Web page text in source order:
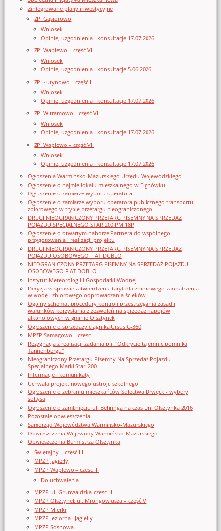
Zintegrowane plany inwestycyjne
ZPI Gąsiorowo
Wniosek
Opinie, uzgodnienia i konsultacje 17.07.2026
ZPI Waplewo – część VI
Wniosek
Opinie, uzgodnienia i konsultacje 5.06.2026
ZPI Łutynowo – część II
Wniosek
Opinie, uzgodnienia i konsultacje 17.07.2026
ZPI Witramowo – część VI
Wniosek
Opinie, uzgodnienia i konsultacje 17.07.2026
ZPI Waplewo – część VII
Wniosek
Opinie, uzgodnienia i konsultacje 17.07.2026
Ogłoszenia Warmińsko-Mazurskiego Urzędu Wojewódzkiego
Ogłoszenie o najmie lokalu mieszkalnego w Elgnówku
Ogłoszenie o zamiarze wyboru operatora
Ogłoszenie o zamiarze wyboru operatora publicznego transportu
zbiorowego w trybie przetargu nieograniczonego
DRUGI NIEOGRANICZONY PRZETARG PISEMNY NA SPRZEDAŻ
POJAZDU SPECJALNEGO STAR 200 PM 18P
Ogłoszenie o otwartym naborze Partnera do wspólnego
przygotowania i realizacji projektu
DRUGI NIEOGRANICZONY PRZETARG PISEMNY NA SPRZEDAŻ
POJAZDU OSOBOWEGO FIAT DOBLO
NIEOGRANICZONY PRZETARG PISEMNY NA SPRZEDAŻ POJAZDU
OSOBOWEGO FIAT DOBLO
Instytut Meteorologii i Gospodarki Wodnej
Decyzja w sprawie zatwierdzenia taryf dla zbiorowego zaopatrzenia
w wodę i zbiorowego odprowadzania ścieków
Ogólny schemat procedury kontroli przestrzegania zasad i
warunków korzystania z zezwoleń na sprzedaż napojów
alkoholowych w gminie Olsztynek
Ogłoszenie o sprzedaży ciągnika Ursus C-360
MPZP Samagowo – czesc I
Rezygnacja z realizacji zadania pn. "Odkrycie tajemnic pomnika
Tannenbergu"
Nieograniczony Przetargu Pisemny Na Sprzedaż Pojazdu
Specjalnego Marki Star_200
Informacje i komunikaty
Uchwała projekt nowego ustroju szkolnego
Ogłoszenie o zebraniu mieszkańców Sołectwa Drwęck - wybory
sołtysa
Ogłoszenie o zamknięciu ul. Behringa na czas Dni Olsztynka 2016
Pozostałe obwieszczenia
Samorząd Województwa Warmińsko-Mazurskiego
Obwieszczenia Wojewody Warmińsko-Mazurskiego
Obwieszczenia Burmistrza Olsztynka
Świętajny – część III
MPZP Jagiełły
MPZP Waplewo – czesc III
Do uchwalenia
MPZP ul. Grunwaldzka-czesc III
MPZP Olsztynek ul. Mrongowiusza – część V
MPZP Mierki
MPZP Jeziorna i Jagielly
MPZP Sosnowa